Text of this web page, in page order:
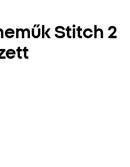
Stitch 2